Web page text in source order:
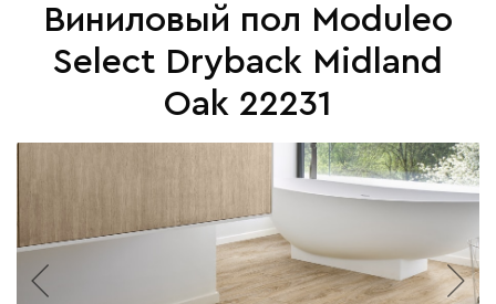
Виниловый пол Moduleo
Select Dryback Midland
Oak 22231